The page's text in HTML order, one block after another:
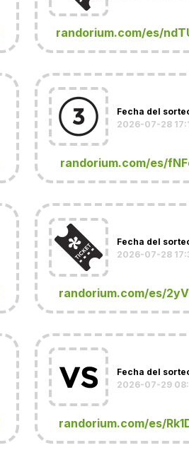
randorium.com/es/
Fecha del
2026-07-28
randorium.com/es/
Fecha del
2026-07-28
randorium.com/es/
Fecha del
2026-07-29
randorium.com/es/